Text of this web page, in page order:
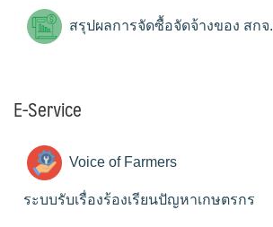
สรุปผลการจัดซื้อจัดจ้างของ สกจ.
E-Service
Voice of Farmers
ระบบรับเรื่องร้องเรียนปัญหาเกษตรกร